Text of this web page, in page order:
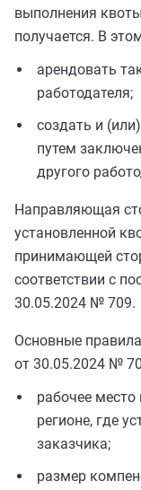
выполнения
получается. В
арендовать
работодателя;
создать и
путем
другого
Направляющая
установленной
принимающей
соответствии с
30.05.2024 № 709.
Основные
от 30.05.2024 №
рабочее
регионе, где
заказчика;
размер